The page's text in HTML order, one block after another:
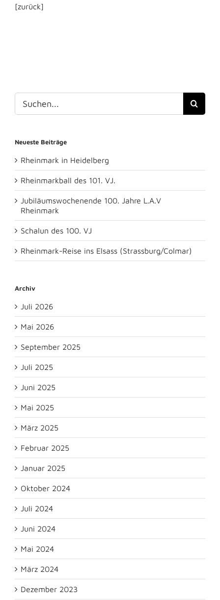
[zurück]
Suche
nach:
Neueste Beiträge
Rheinmark in Heidelberg
Rheinmarkball des 101. VJ.
Jubiläumswochenende 100. Jahre L.A.V
Rheinmark
Schalun des 100. VJ
Rheinmark-Reise ins Elsass (Strassburg/Colmar)
Archiv
Juli 2026
Mai 2026
September 2025
Juli 2025
Juni 2025
Mai 2025
März 2025
Februar 2025
Januar 2025
Oktober 2024
Juli 2024
Juni 2024
Mai 2024
März 2024
Dezember 2023